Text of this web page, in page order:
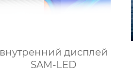
внутренний дисплей
SAM-LED